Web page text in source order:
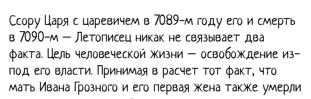
Ссору Царя с царевичем в 7089-м году его и смерть
в 7090-м – Летописец никак не связывает два
факта. Цель человеческой жизни – освобождение из-
под его власти. Принимая в расчет тот факт, что
мать Ивана Грозного и его первая жена также умерли